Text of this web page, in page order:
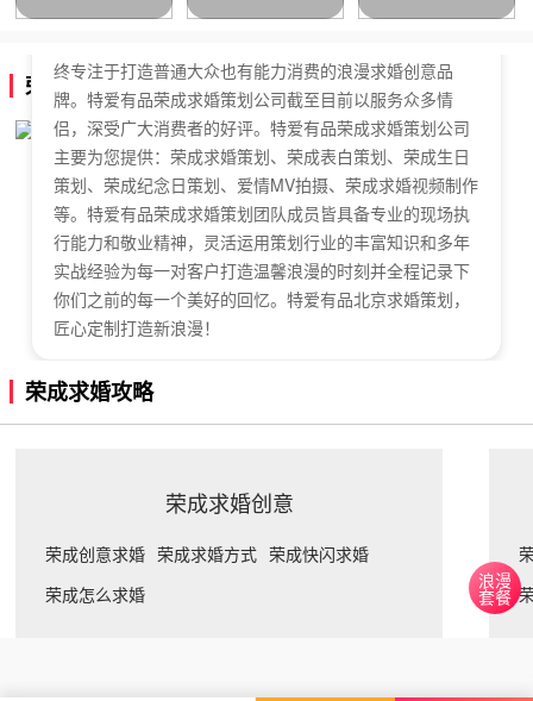
荣成求婚策划公司简介
特爱有品荣成求婚策划公司，于2018年正式成立，是国内
终专注于打造普通大众也有能力消费的浪漫求婚创意品
牌。特爱有品荣成求婚策划公司截至目前以服务众多情
侣，深受广大消费者的好评。特爱有品荣成求婚策划公司
主要为您提供：荣成求婚策划、荣成表白策划、荣成生日
策划、荣成纪念日策划、爱情MV拍摄、荣成求婚视频制作
等。特爱有品荣成求婚策划团队成员皆具备专业的现场执
行能力和敬业精神，灵活运用策划行业的丰富知识和多年
实战经验为每一对客户打造温馨浪漫的时刻并全程记录下
你们之前的每一个美好的回忆。特爱有品北京求婚策划，
匠心定制打造新浪漫！
荣成求婚攻略
荣成求婚创意
荣成创意求婚 荣成求婚方式 荣成快闪求婚
荣成怎么求婚
浪漫
套餐